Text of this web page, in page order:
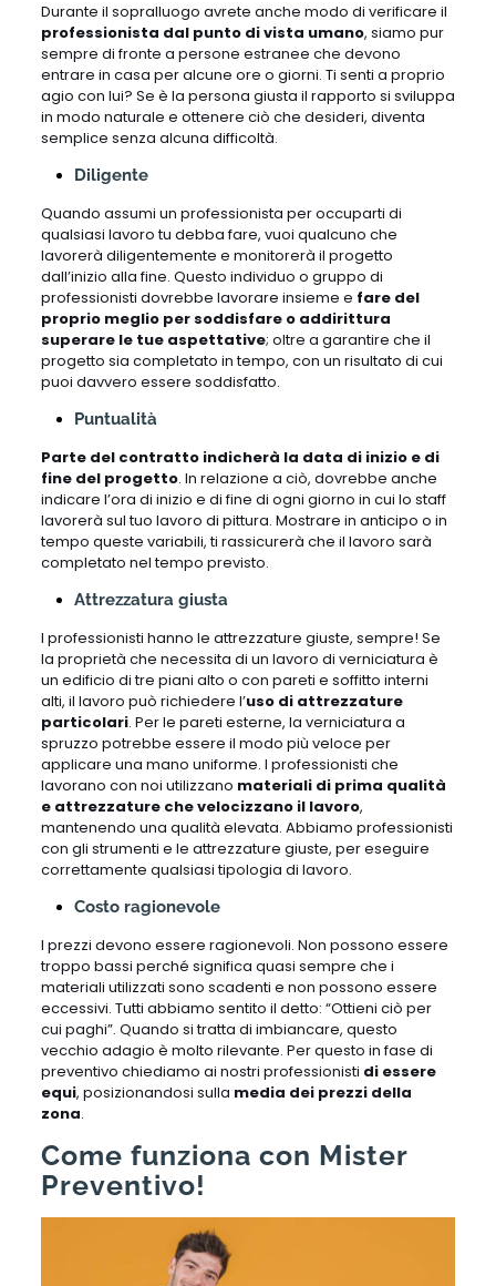
Durante il sopralluogo avrete anche modo di verificare il
professionista dal punto di vista umano, siamo pur
sempre di fronte a persone estranee che devono
entrare in casa per alcune ore o giorni. Ti senti a proprio
agio con lui? Se è la persona giusta il rapporto si sviluppa
in modo naturale e ottenere ciò che desideri, diventa
semplice senza alcuna difficoltà.
Diligente
Quando assumi un professionista per occuparti di
qualsiasi lavoro tu debba fare, vuoi qualcuno che
lavorerà diligentemente e monitorerà il progetto
dall’inizio alla fine. Questo individuo o gruppo di
professionisti dovrebbe lavorare insieme e fare del
proprio meglio per soddisfare o addirittura
superare le tue aspettative; oltre a garantire che il
progetto sia completato in tempo, con un risultato di cui
puoi davvero essere soddisfatto.
Puntualità
Parte del contratto indicherà la data di inizio e di
fine del progetto. In relazione a ciò, dovrebbe anche
indicare l’ora di inizio e di fine di ogni giorno in cui lo staff
lavorerà sul tuo lavoro di pittura. Mostrare in anticipo o in
tempo queste variabili, ti rassicurerà che il lavoro sarà
completato nel tempo previsto.
Attrezzatura giusta
I professionisti hanno le attrezzature giuste, sempre! Se
la proprietà che necessita di un lavoro di verniciatura è
un edificio di tre piani alto o con pareti e soffitto interni
alti, il lavoro può richiedere l’uso di attrezzature
particolari. Per le pareti esterne, la verniciatura a
spruzzo potrebbe essere il modo più veloce per
applicare una mano uniforme. I professionisti che
lavorano con noi utilizzano materiali di prima qualità
e attrezzature che velocizzano il lavoro,
mantenendo una qualità elevata. Abbiamo professionisti
con gli strumenti e le attrezzature giuste, per eseguire
correttamente qualsiasi tipologia di lavoro.
Costo ragionevole
I prezzi devono essere ragionevoli. Non possono essere
troppo bassi perché significa quasi sempre che i
materiali utilizzati sono scadenti e non possono essere
eccessivi. Tutti abbiamo sentito il detto: “Ottieni ciò per
cui paghi”. Quando si tratta di imbiancare, questo
vecchio adagio è molto rilevante. Per questo in fase di
preventivo chiediamo ai nostri professionisti di essere
equi, posizionandosi sulla media dei prezzi della
zona.
Come funziona con Mister
Preventivo!